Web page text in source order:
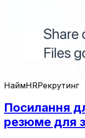
НаймHRРекрутинг
Посилання
резюме для